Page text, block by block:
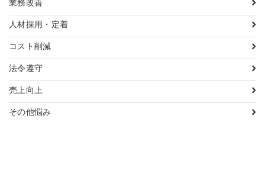
業務改善
人材採用・定着
コスト削減
法令遵守
売上向上
その他悩み